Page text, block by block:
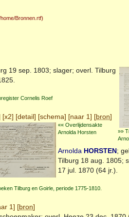
Bronnen.rtf)
»»
19 sep. 1803; slager; overl. Tilburg
Cornelis Roef
[x2] [detail] [schema] [naar 1] [bron]
«« Overlijdensakte
Arnolda Horsten
Arnolda HORSTEN;
Tilburg 18 aug. 1805;
17 jul. 1870 (64 jr.).
Tilburg en Goirle, periode 1775-1810.
1] [bron]